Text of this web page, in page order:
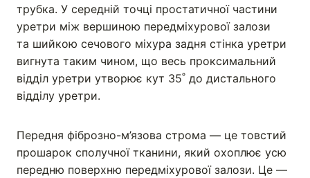
трубка. У середній точці простатичної частини
уретри між вершиною передміхурової залози
та шийкою сечового міхура задня стінка уретри
вигнута таким чином, що весь проксимальний
відділ уретри утворює кут 35˚ до дистального
відділу уретри.
Передня фіброзно-м’язова строма — це товстий
прошарок сполучної тканини, який охоплює усю
передню поверхню передміхурової залози. Це —